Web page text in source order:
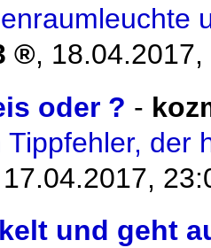
,
oder ? -
Tippfehler, der
17.04.2017,
und geht